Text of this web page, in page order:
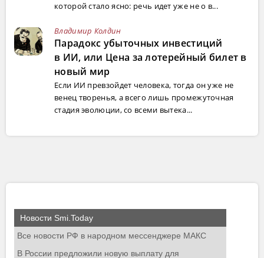
которой стало ясно: речь идет уже не о в...
Владимир Колдин
Парадокс убыточных инвестиций
в ИИ, или Цена за лотерейный билет в
новый мир
Если ИИ превзойдет человека, тогда он уже не
венец творенья, а всего лишь промежуточная
стадия эволюции, со всеми вытека...